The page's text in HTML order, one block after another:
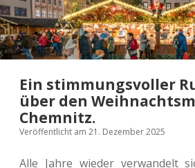
Ein stimmungsvoller
über den
Chemnitz.
Veröffentlicht am 21. Dezember 2025
Alle Jahre wieder ver­wan­delt